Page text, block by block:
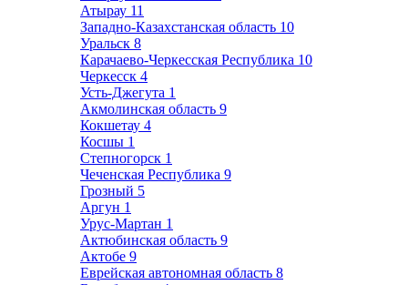
Атырау 11
Западно-Казахстанская область 10
Уральск 8
Карачаево-Черкесская Республика 10
Черкесск 4
Усть-Джегута 1
Акмолинская область 9
Кокшетау 4
Косшы 1
Степногорск 1
Чеченская Республика 9
Грозный 5
Аргун 1
Урус-Мартан 1
Актюбинская область 9
Актобе 9
Еврейская автономная область 8